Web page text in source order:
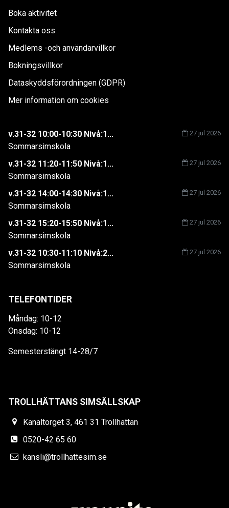
Boka aktivitet
Kontakta oss
Medlems -och användarvillkor
Bokningsvillkor
Dataskyddsförordningen (GDPR)
Mer information om cookies
v.31-32 10:00-10:30 Nivå:1... 27 jul 2026
Sommarsimskola
v.31-32 11:20-11:50 Nivå:1...
27 jul 2026
Sommarsimskola
v.31-32 14:00-14:30 Nivå:1...
27 jul 2026
Sommarsimskola
v.31-32 15:20-15:50 Nivå:1...
27 jul 2026
Sommarsimskola
v.31-32 10:30-11:10 Nivå:2...
27 jul 2026
Sommarsimskola
TELEFONTIDER
Måndag: 10-12
Onsdag: 10-12
Semesterstängt 14-28/7
TROLLHÄTTANS SIMSÄLLSKAP
Kanaltorget 3, 461 31 Trollhattan
0520-42 65 60
kansli@trollhattesim.se